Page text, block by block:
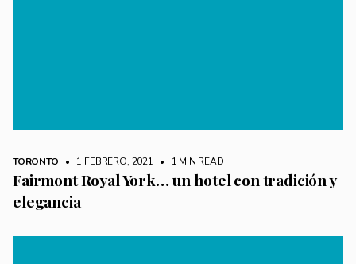
TORONTO • 1 FEBRERO, 2021 • 1 MIN READ
Fairmont Royal York… un hotel con tradición y
elegancia